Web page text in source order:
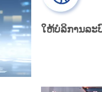
ໃຫ້ບໍລິການລະ